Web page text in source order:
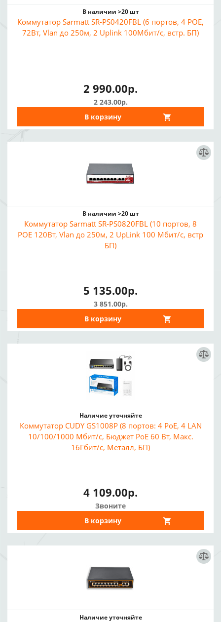
В наличии >20 шт
Коммутатор Sarmatt SR-PS0420FBL (6 портов, 4 POE,
72Вт, Vlan до 250м, 2 Uplink 100Мбит/с, встр. БП)
2 990.00р.
2 243.00р.
В корзину
В наличии >20 шт
Коммутатор Sarmatt SR-PS0820FBL (10 портов, 8
POE 120Вт, Vlan до 250м, 2 UpLink 100 Мбит/с, встр
БП)
5 135.00р.
3 851.00р.
В корзину
Наличие уточняйте
Коммутатор CUDY GS1008P (8 портов: 4 PoE, 4 LAN
10/100/1000 Мбит/с, Бюджет PoE 60 Вт, Макс.
16Гбит/с, Металл, БП)
4 109.00р.
Звоните
В корзину
Наличие уточняйте